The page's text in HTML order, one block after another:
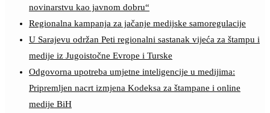
novinarstvu kao javnom dobru“
Regionalna kampanja za jačanje medijske samoregulacije
U Sarajevu održan Peti regionalni sastanak vijeća za štampu i
medije iz Jugoistočne Evrope i Turske
Odgovorna upotreba umjetne inteligencije u medijima:
Pripremljen nacrt izmjena Kodeksa za štampane i online
medije BiH